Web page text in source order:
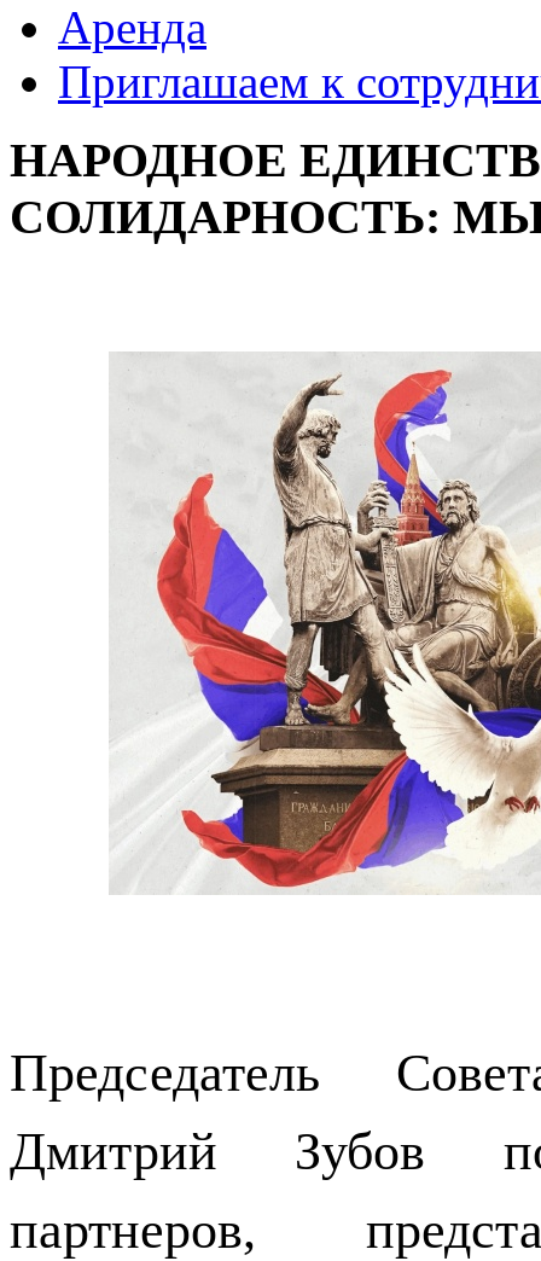
Аренда
Приглашаем к
НАРОДНОЕ
СОЛИДАРНОСТЬ:
Председатель
Дмитрий Зубов
партнеров,